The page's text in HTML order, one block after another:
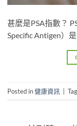
甚麼是PSA指數？
Specific Antigen）
Posted in健康資訊